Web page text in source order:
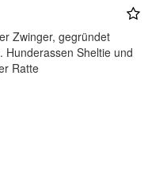
Zwinger, gegründet
Hunderassen Sheltie und
Ratte